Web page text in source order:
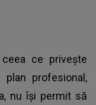
ce privește
profesional,
nu își permit să